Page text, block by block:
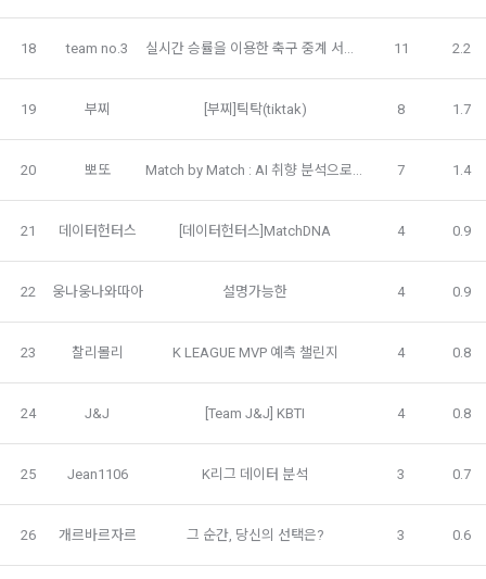
소셜 계정으로 로그인
시 보내시겠습니까?
데이콘 회원가입을 환영합니다. 메일 인증은 데이콘 회원가입
을 위한 필수 절차입니다. 아래 이메일을 인증하여 회원가입 절
자금융거래법, 전자서명법, 소비자기본법, 개인정보보호법 등
3. "회사"는 "서비스"에 대해 별도의 이용약관 또는 정책(이하
적용일자 및 개정사유를 명시하여 현행 약관과 함께 “회사” 홈페
“회사” 홈페이지의 공지게시판에 그 적용일자 7일 이전부터 적
용일자 전일까지 공지한다.
6. "회원"은 변경된 약관에 대해 거부할 권리가 있다. "회원"은 변
경된 약관이 공지된 지 15일 이내에 거부의사를 표명할 수 있다.
"회원"이 거부하는 경우 본 서비스 제공자인 "회사"는 15일의 기
간을 정하여 "회원"에게 사전 통지 후 당해 "회원"과의 계약을 해
지할 수 있다. 만약, "회원"이 거부의사를 표시하지 않거나, 전항
에 따라 시행일 이후에 "서비스"를 이용하는 경우에는 동의한 것
4) 고용 및 취업동향 파악을 위한 통계학적 분석, 서비스 고도화
를 위한 데이터 분석
3. 수집하는 개인정보 항목 및 수집방법
가. 수집하는 개인정보의 항목
1) 회원가입 시 수집하는 항목
필수 항목 : 아이디, 비밀번호, 이름, 닉네임, 이메일
서비스의 이용자에 한해 추가 개인정보 수집이 발생할 수 있습
니다. 추가로 개인정보를 수집할 경우에는 해당 개인정보 수집
시점에서 이용자에게 ‘수집하는 개인정보 항목, 개인정보의 수
18 team no.3 실시간 승률을 이용한 축구 중계 서비스 11 2.2
19 부찌 [부찌]틱탁(tiktak) 8 1.7
20 뽀또 Match by Match : AI 취향 분석으로 나만의 K리그 경기를 찾아주는 맞춤형 팬 입문 서비스 7 1.4
21 데이터헌터스 [데이터헌터스]MatchDNA 4 0.9
22 웅나웅나와따아 설명가능한 4 0.9
23 찰리몰리 K LEAGUE MVP 예측 챌린지 4 0.8
24 J&J [Team J&J] KBTI 4 0.8
25 Jean1106 K리그 데이터 분석 3 0.7
26 개르바르자르 그 순간, 당신의 선택은? 3 0.6